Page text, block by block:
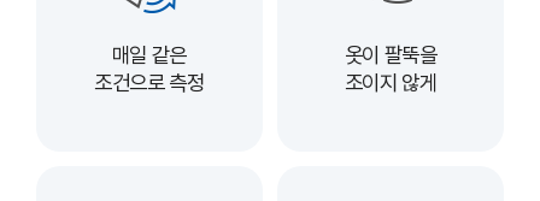
매일 같은
조건으로 측정
옷이 팔뚝을
조이지 않게